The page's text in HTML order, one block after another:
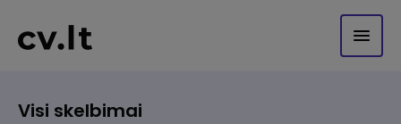
Visi skelbimai